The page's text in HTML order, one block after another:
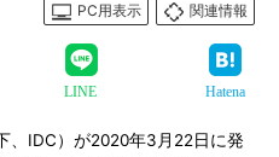
PC用表示
関連情報
LINE Hatena
IDC）が2020年3月22日に発